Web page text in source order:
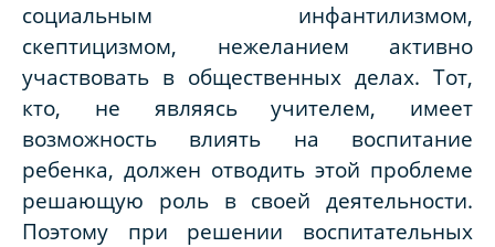
социальным инфантилизмом,
скептицизмом, нежеланием активно
участвовать в общественных делах. Тот,
кто, не являясь учителем, имеет
возможность влиять на воспитание
ребенка, должен отводить этой проблеме
решающую роль в своей деятельности.
Поэтому при решении воспитательных